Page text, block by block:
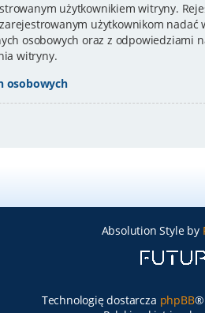
użytkownikiem witryny.
użytkownikom
osobowych oraz z odpowiedziami
witryny.
osobowych
Absolution Style by
Technologię dostarcza phpBB®